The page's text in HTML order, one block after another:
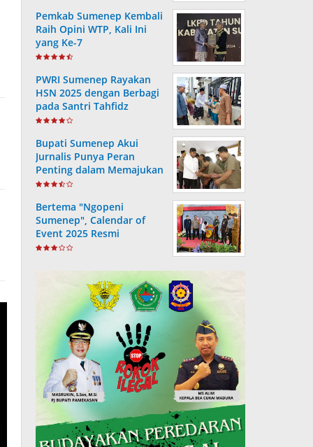
Pemkab Sumenep Kembali
Raih Opini WTP, Kali Ini
yang Ke-7
PWRI Sumenep Rayakan
HSN 2025 dengan Berbagi
pada Santri Tahfidz
Bupati Sumenep Akui
Jurnalis Punya Peran
Penting dalam Memajukan
Daerah
Bertema "Ngopeni
Sumenep", Calendar of
Event 2025 Resmi
Diluncurkan